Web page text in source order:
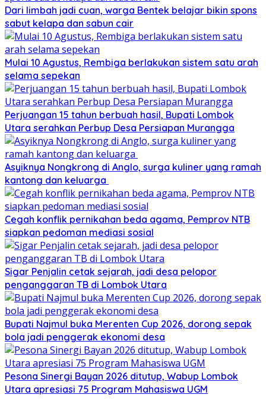
Dari limbah jadi cuan, warga Bentek belajar bikin spons
sabut kelapa dan sabun cair
Mulai 10 Agustus, Rembiga berlakukan sistem satu arah
selama sepekan
Perjuangan 15 tahun berbuah hasil, Bupati Lombok
Utara serahkan Perbup Desa Persiapan Murangga
Asyiknya Nongkrong di Anglo, surga kuliner yang ramah
kantong dan keluarga
Cegah konflik pernikahan beda agama, Pemprov NTB
siapkan pedoman mediasi sosial
Sigar Penjalin cetak sejarah, jadi desa pelopor
penganggaran TB di Lombok Utara
Bupati Najmul buka Merenten Cup 2026, dorong sepak
bola jadi penggerak ekonomi desa
Pesona Sinergi Bayan 2026 ditutup, Wabup Lombok
Utara apresiasi 75 Program Mahasiswa UGM